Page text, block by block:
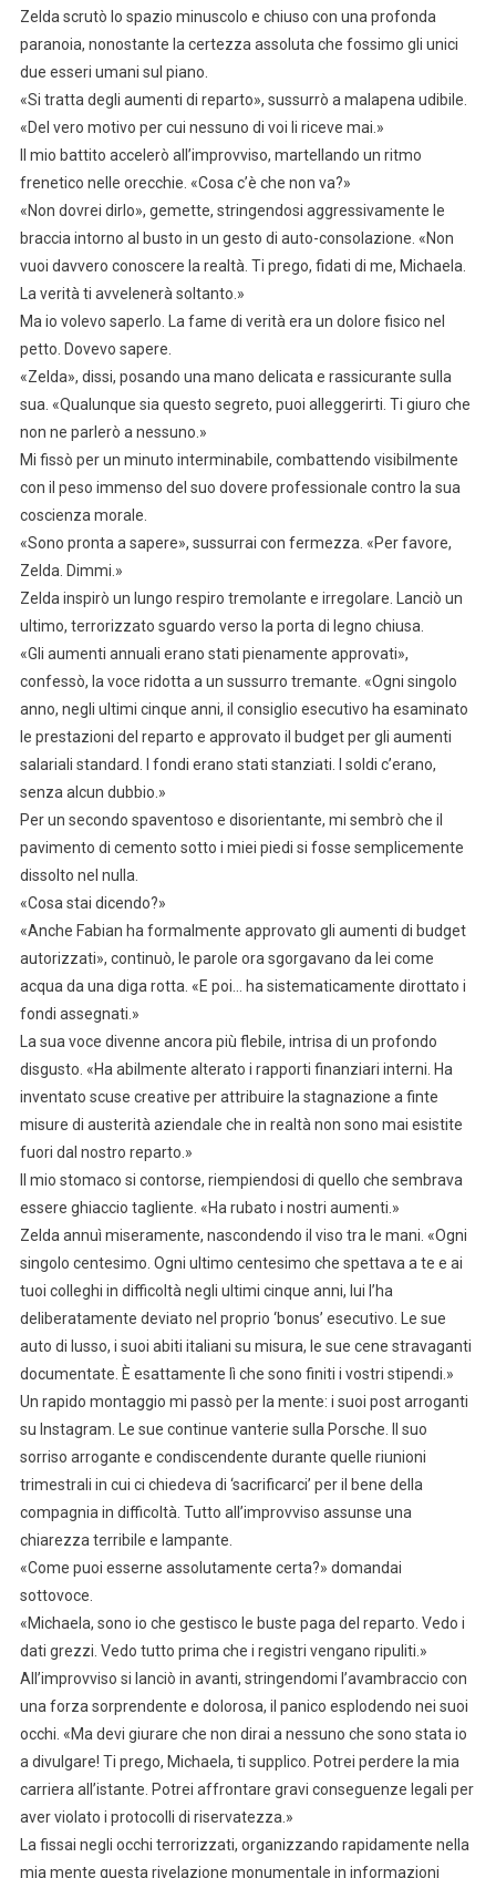
Zelda scrutò lo spazio minuscolo e chiuso con una profonda
paranoia, nonostante la certezza assoluta che fossimo gli unici
due esseri umani sul piano.
«Si tratta degli aumenti di reparto», sussurrò a malapena udibile.
«Del vero motivo per cui nessuno di voi li riceve mai.»
Il mio battito accelerò all’improvviso, martellando un ritmo
frenetico nelle orecchie. «Cosa c’è che non va?»
«Non dovrei dirlo», gemette, stringendosi aggressivamente le
braccia intorno al busto in un gesto di auto-consolazione. «Non
vuoi davvero conoscere la realtà. Ti prego, fidati di me, Michaela.
La verità ti avvelenerà soltanto.»
Ma io volevo saperlo. La fame di verità era un dolore fisico nel
petto. Dovevo sapere.
«Zelda», dissi, posando una mano delicata e rassicurante sulla
sua. «Qualunque sia questo segreto, puoi alleggerirti. Ti giuro che
non ne parlerò a nessuno.»
Mi fissò per un minuto interminabile, combattendo visibilmente
con il peso immenso del suo dovere professionale contro la sua
coscienza morale.
«Sono pronta a sapere», sussurrai con fermezza. «Per favore,
Zelda. Dimmi.»
Zelda inspirò un lungo respiro tremolante e irregolare. Lanciò un
ultimo, terrorizzato sguardo verso la porta di legno chiusa.
«Gli aumenti annuali erano stati pienamente approvati»,
confessò, la voce ridotta a un sussurro tremante. «Ogni singolo
anno, negli ultimi cinque anni, il consiglio esecutivo ha esaminato
le prestazioni del reparto e approvato il budget per gli aumenti
salariali standard. I fondi erano stati stanziati. I soldi c’erano,
senza alcun dubbio.»
Per un secondo spaventoso e disorientante, mi sembrò che il
pavimento di cemento sotto i miei piedi si fosse semplicemente
dissolto nel nulla.
«Cosa stai dicendo?»
«Anche Fabian ha formalmente approvato gli aumenti di budget
autorizzati», continuò, le parole ora sgorgavano da lei come
acqua da una diga rotta. «E poi… ha sistematicamente dirottato i
fondi assegnati.»
La sua voce divenne ancora più flebile, intrisa di un profondo
disgusto. «Ha abilmente alterato i rapporti finanziari interni. Ha
inventato scuse creative per attribuire la stagnazione a finte
misure di austerità aziendale che in realtà non sono mai esistite
fuori dal nostro reparto.»
Il mio stomaco si contorse, riempiendosi di quello che sembrava
essere ghiaccio tagliente. «Ha rubato i nostri aumenti.»
Zelda annuì miseramente, nascondendo il viso tra le mani. «Ogni
singolo centesimo. Ogni ultimo centesimo che spettava a te e ai
tuoi colleghi in difficoltà negli ultimi cinque anni, lui l’ha
deliberatamente deviato nel proprio ‘bonus’ esecutivo. Le sue
auto di lusso, i suoi abiti italiani su misura, le sue cene stravaganti
documentate. È esattamente lì che sono finiti i vostri stipendi.»
Un rapido montaggio mi passò per la mente: i suoi post arroganti
su Instagram. Le sue continue vanterie sulla Porsche. Il suo
sorriso arrogante e condiscendente durante quelle riunioni
trimestrali in cui ci chiedeva di ‘sacrificarci’ per il bene della
compagnia in difficoltà. Tutto all’improvviso assunse una
chiarezza terribile e lampante.
«Come puoi esserne assolutamente certa?» domandai
sottovoce.
«Michaela, sono io che gestisco le buste paga del reparto. Vedo i
dati grezzi. Vedo tutto prima che i registri vengano ripuliti.»
All’improvviso si lanciò in avanti, stringendomi l’avambraccio con
una forza sorprendente e dolorosa, il panico esplodendo nei suoi
occhi. «Ma devi giurare che non dirai a nessuno che sono stata io
a divulgare! Ti prego, Michaela, ti supplico. Potrei perdere la mia
carriera all’istante. Potrei affrontare gravi conseguenze legali per
aver violato i protocolli di riservatezza.»
La fissai negli occhi terrorizzati, organizzando rapidamente nella
mia mente questa rivelazione monumentale in informazioni